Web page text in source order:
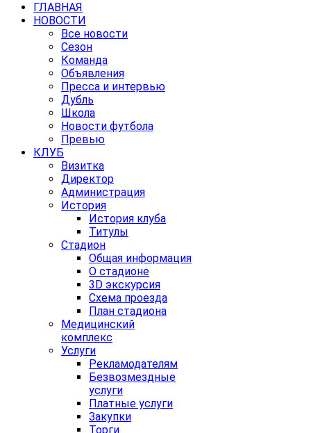
ГЛАВНАЯ
НОВОСТИ
Все новости
Сезон
Команда
Объявления
Пресса и интервью
Дубль
Школа
Новости футбола
Превью
КЛУБ
Визитка
Директор
Администрация
История
История клуба
Титулы
Стадион
Общая информация
О стадионе
3D экскурсия
Схема проезда
План стадиона
Медицинский
комплекс
Услуги
Рекламодателям
Безвозмездные
услуги
Платные услуги
Закупки
Торги